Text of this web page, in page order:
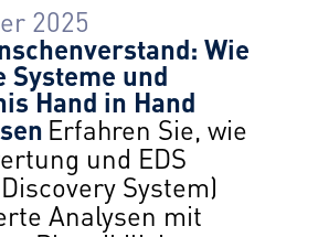
2025
Wie
und
Hand in Hand
Erfahren Sie, wie
und EDS
System)
Analysen mit